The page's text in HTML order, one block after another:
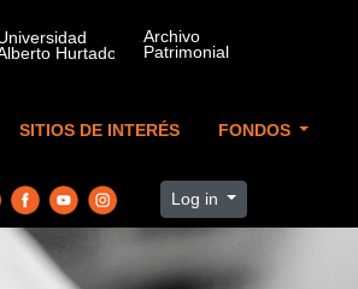
SITIOS DE INTERÉS FONDOS
Log in